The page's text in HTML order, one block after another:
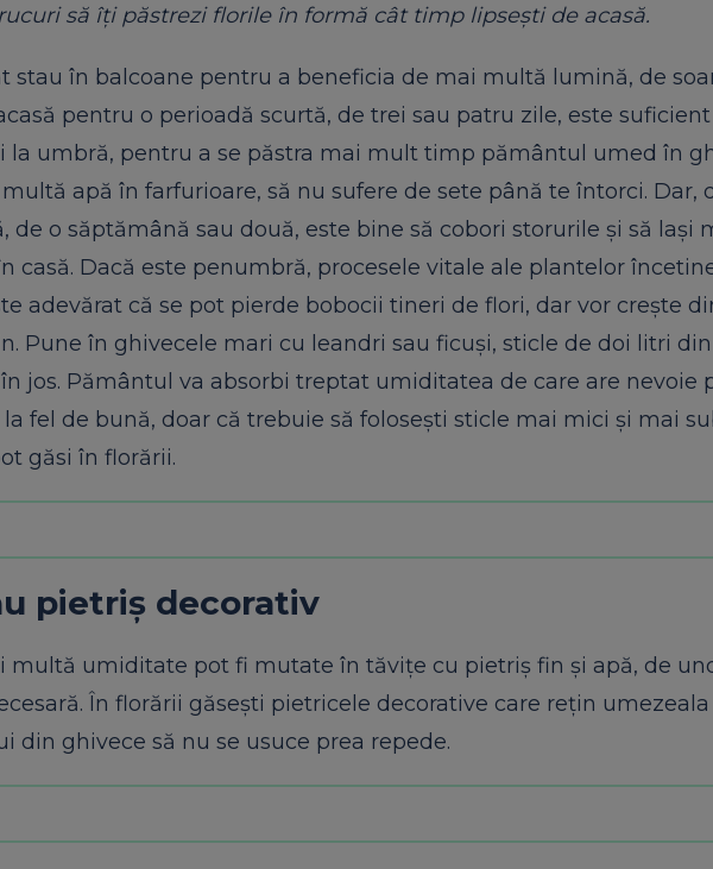
să îți păstrezi florile în formă cât timp lipsești de acasă.
stau în balcoane pentru a beneficia de mai multă lumină, de
pentru o perioadă scurtă, de trei sau patru zile, este suficient
umbră, pentru a se păstra mai mult timp pământul umed în
apă în farfurioare, să nu sufere de sete până te întorci. Dar,
o săptămână sau două, este bine să cobori storurile și să lași
casă. Dacă este penumbră, procesele vitale ale plantelor
adevărat că se pot pierde bobocii tineri de flori, dar vor crește
Pune în ghivecele mari cu leandri sau ficuși, sticle de doi litri
jos. Pământul va absorbi treptat umiditatea de care are nevoie
fel de bună, doar că trebuie să folosești sticle mai mici și mai
găsi în florării.
pietriș decorativ
multă umiditate pot fi mutate în tăvițe cu pietriș fin și apă, de
În florării găsești pietricele decorative care rețin umezeala
din ghivece să nu se usuce prea repede.